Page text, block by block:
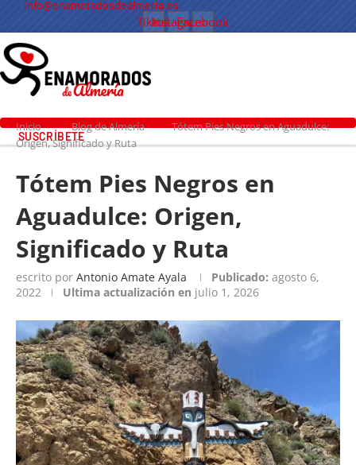
info@enamoradosdealmeria.es
Tiktok
Instagram
Facebook
SUSCRÍBETE
Inicio Blog de Almería
Tótem Pies Negros en Aguadulce:
Origen, Significado y Ruta
Tótem Pies Negros en
Aguadulce: Origen,
Significado y Ruta
escrito por Antonio Amate Ayala Publicado: agosto 6,
2022
Ultima actualización en julio 1, 2026